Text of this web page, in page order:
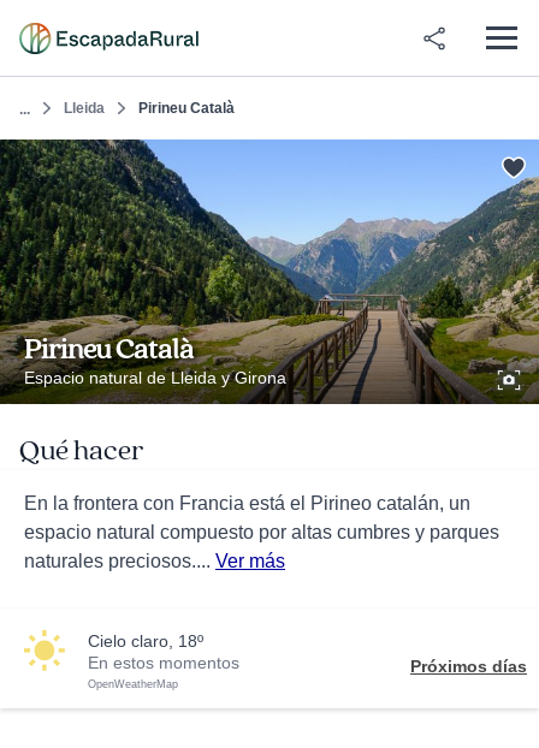
... Lleida Pirineu Català
Pirineu Català
Espacio natural de Lleida y Girona
Qué hacer
En la frontera con Francia está el Pirineo catalán, un
espacio natural compuesto por altas cumbres y parques
naturales preciosos.... Ver más
cielo claro, 18º
En estos momentos
OpenWeatherMap
Próximos días